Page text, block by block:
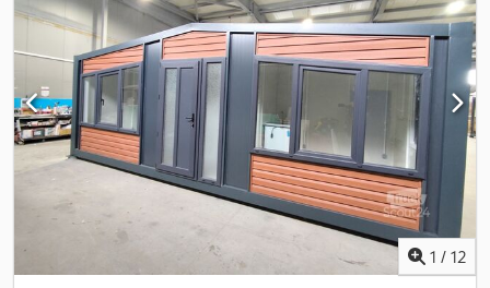
1 / 12